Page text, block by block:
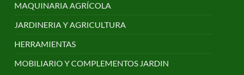
MAQUINARIA AGRÍCOLA
JARDINERIA Y AGRICULTURA
HERRAMIENTAS
MOBILIARIO Y COMPLEMENTOS JARDIN